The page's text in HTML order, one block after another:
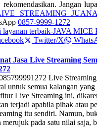
Jangan
STREAMING
0857-9999-1272
layanan terbaik-JAVA MICE
Twitter/X
Jasa Live Streaming
Live
untuk semua kalangan yang
Live Streaming ini,
terjadi apabila pihak atau
itu sendiri. Namun,
merujuk pada satu nilai saja,